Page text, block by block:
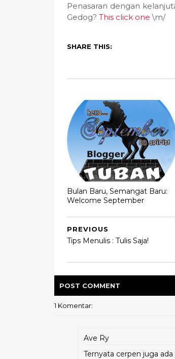
Penasaran dengan
Gedog? This click one \m/
SHARE THIS:
Bulan Baru, Semangat Baru:
Welcome September
PREVIOUS
Tips Menulis : Tulis Saja!
POST COMMENT
1 Komentar:
Ave Ry
Ternyata cerpen juga